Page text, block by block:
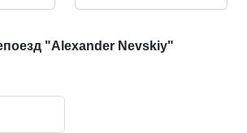
"Alexander Nevskiy"